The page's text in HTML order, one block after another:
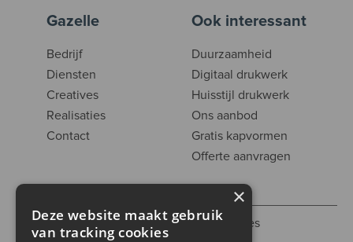
Gazelle
Bedrijf
Diensten
Creatives
Realisaties
Contact
Ook interessant
Duurzaamheid
Digitaal drukwerk
Huisstijl drukwerk
Ons aanbod
Gratis kapvormen
Offerte aanvragen
#Codedwithlove byCodelines
Deze website maakt gebruik
van tracking cookies
×